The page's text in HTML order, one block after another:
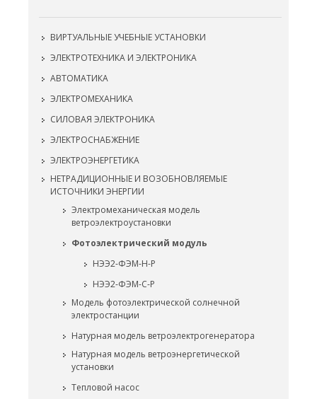
ВИРТУАЛЬНЫЕ УЧЕБНЫЕ УСТАНОВКИ
ЭЛЕКТРОТЕХНИКА И ЭЛЕКТРОНИКА
АВТОМАТИКА
ЭЛЕКТРОМЕХАНИКА
СИЛОВАЯ ЭЛЕКТРОНИКА
ЭЛЕКТРОСНАБЖЕНИЕ
ЭЛЕКТРОЭНЕРГЕТИКА
НЕТРАДИЦИОННЫЕ И ВОЗОБНОВЛЯЕМЫЕ
ИСТОЧНИКИ ЭНЕРГИИ
Электромеханическая модель
ветроэлектроустановки
Фотоэлектрический модуль
НЭЭ2-ФЭМ-Н-Р
НЭЭ2-ФЭМ-С-Р
Модель фотоэлектрической солнечной
электростанции
Натурная модель ветроэлектрогенератора
Натурная модель ветроэнергетической
установки
Тепловой насос